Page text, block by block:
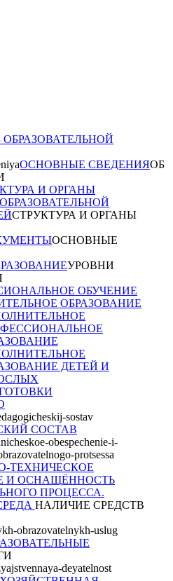
ОСНОВНЫЕ СВЕДЕНИЯОБ
И ОРГАНЫ
СТРУКТУРА И ОРГАНЫ
ОСНОВНЫЕ
УРОВНИ
ОБУЧЕНИЕ
ОБРАЗОВАНИЕ
ДЕТЕЙ И
СОСТАВ
ТЕХНИЧЕСКОЕ
И ОСНАЩЁННОСТЬ
ПРОЦЕССА.
НАЛИЧИЕ СРЕДСТВ